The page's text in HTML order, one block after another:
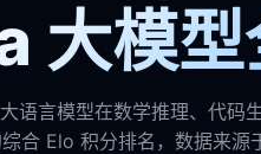
大模型
语言模型在数学推理、代码
合 Elo 积分排名，数据来源